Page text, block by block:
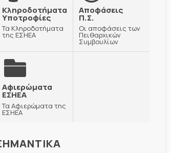
Κληροδοτήματα
Υποτροφίες
Τα Κληροδοτήματα
της ΕΣΗΕΑ
Αποφάσεις
Π.Σ.
Οι αποφάσεις των
Πειθαρχικών
Συμβουλίων
Αφιερώματα
ΕΣΗΕΑ
Τα Αφιερώματα της
ΕΣΗΕΑ